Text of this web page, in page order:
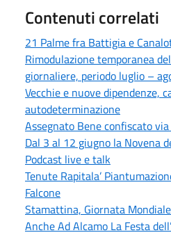
Contenuti correlati
21 Palme fra Battigia e
Rimodulazione temporanea
giornaliere, periodo luglio –
Vecchie e nuove dipendenze,
autodeterminazione
Assegnato Bene confiscato
Dal 3 al 12 giugno la Novena
Podcast live e talk
Tenute Rapitala’
Falcone
Stamattina, Giornata
Anche Ad Alcamo La Festa